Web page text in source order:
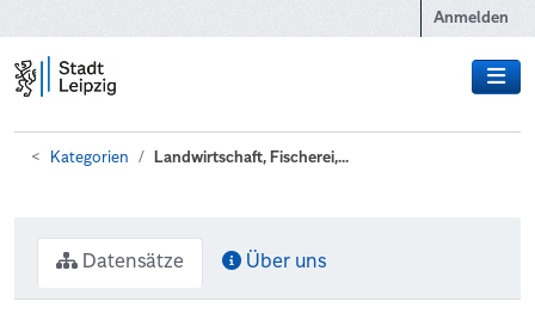
Anmelden
Kategorien Landwirtschaft, Fischerei,...
Datensätze Über uns